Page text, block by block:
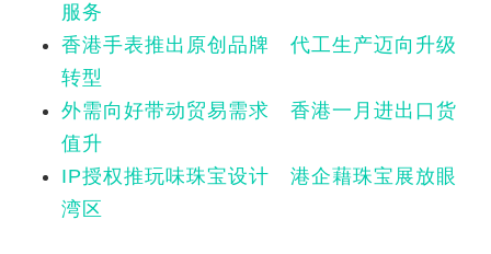
服务
香港手表推出原创品牌 代工生产迈向升级
转型
外需向好带动贸易需求 香港一月进出口货
值升
IP授权推玩味珠宝设计 港企藉珠宝展放眼
湾区